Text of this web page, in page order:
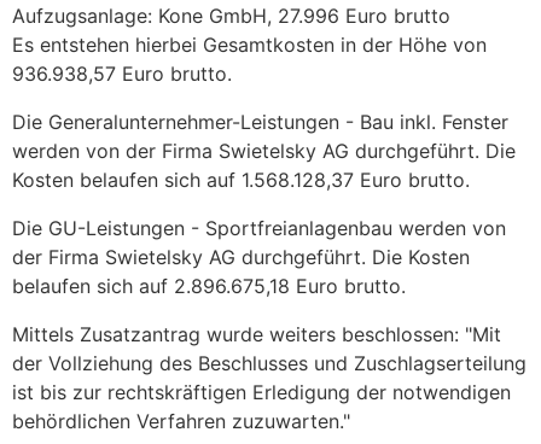
Aufzugsanlage: Kone GmbH, 27.996 Euro brutto
Es entstehen hierbei Gesamtkosten in der Höhe von
936.938,57 Euro brutto.
Die Generalunternehmer-Leistungen - Bau inkl. Fenster
werden von der Firma Swietelsky AG durchgeführt. Die
Kosten belaufen sich auf 1.568.128,37 Euro brutto.
Die GU-Leistungen - Sportfreianlagenbau werden von
der Firma Swietelsky AG durchgeführt. Die Kosten
belaufen sich auf 2.896.675,18 Euro brutto.
Mittels Zusatzantrag wurde weiters beschlossen: "Mit
der Vollziehung des Beschlusses und Zuschlagserteilung
ist bis zur rechtskräftigen Erledigung der notwendigen
behördlichen Verfahren zuzuwarten."